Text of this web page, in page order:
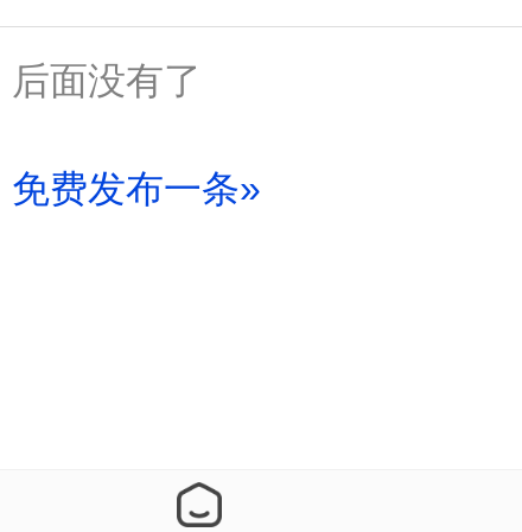
后面没有了
免费发布一条»